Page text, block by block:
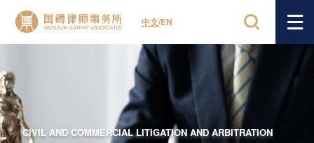
中文/EN
CIVIL AND COMMERCIAL LITIGATION AND ARBITRATION